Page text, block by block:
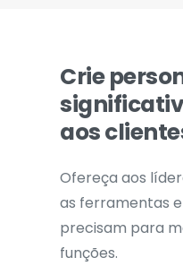
Crie
aos
Ofereça aos
as ferramentas
precisam para
funções.